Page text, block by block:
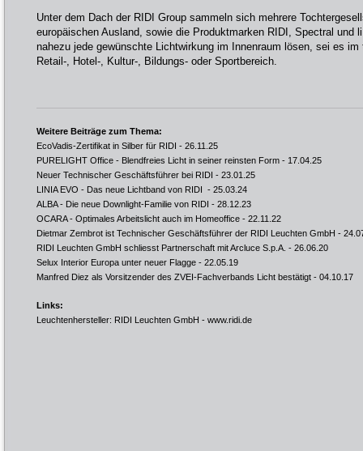
Unter dem Dach der RIDI Group sammeln sich mehrere
europäischen Ausland, sowie die Produktmarken RIDI, Spectral und
nahezu jede gewünschte Lichtwirkung im Innenraum lösen, sei es
Retail-, Hotel-, Kultur-, Bildungs- oder Sportbereich.
Weitere Beiträge zum Thema:
EcoVadis-Zertifikat in Silber für RIDI - 26.11.25
PURELIGHT Office - Blendfreies Licht in seiner reinsten Form - 17.04.25
Neuer Technischer Geschäftsführer bei RIDI - 23.01.25
LINIA EVO - Das neue Lichtband von RIDI - 25.03.24
ALBA - Die neue Downlight-Familie von RIDI - 28.12.23
OCARA - Optimales Arbeitslicht auch im Homeoffice - 22.11.22
Dietmar Zembrot ist Technischer Geschäftsführer der RIDI Leuchten GmbH -
RIDI Leuchten GmbH schliesst Partnerschaft mit Arcluce S.p.A. - 26.06.20
Selux Interior Europa unter neuer Flagge - 22.05.19
Manfred Diez als Vorsitzender des ZVEI-Fachverbands Licht bestätigt - 04.10.17
Links:
Leuchtenhersteller: RIDI Leuchten GmbH - www.ridi.de